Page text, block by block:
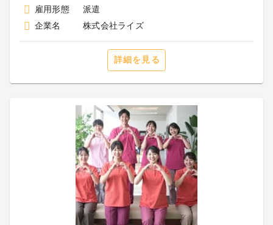
雇用形態
派遣
企業名
株式会社ライズ
詳細を見る